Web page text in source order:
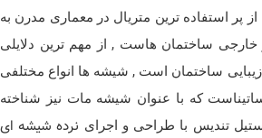
پر استفاده ترین متریال در معماری مدرن به
ساختمان هاست , از مهم ترین دلایلی
زیبایی ساختمان است , شیشه ها انواع مختلفی
که با عنوان شیشه مات نیز شناخته
تندیس با طراحی و اجرای نرده شیشه ای